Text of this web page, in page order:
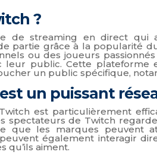
?
de streaming en direct qui
partie grâce à la popularité
ou des joueurs
leur public. Cette
un public spécifique,
un puissant
est particulièrement
spectateurs de Twitch
que les marques peuvent
également interagir
qu’ils aiment.